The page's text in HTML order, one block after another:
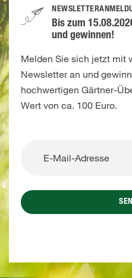
Bis zum
und gewinnen!
Melden Sie sich jetzt mit
Newsletter an und
hochwertigen Gärtner-
Wert von ca. 100 Euro.